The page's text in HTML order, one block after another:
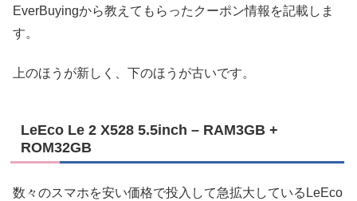
EverBuyingから教えてもらったクーポン情報を記載しま
す。
上のほうが新しく、下のほうが古いです。
LeEco Le 2 X528 5.5inch – RAM3GB +
ROM32GB
数々のスマホを安い価格で投入して急拡大しているLeEco